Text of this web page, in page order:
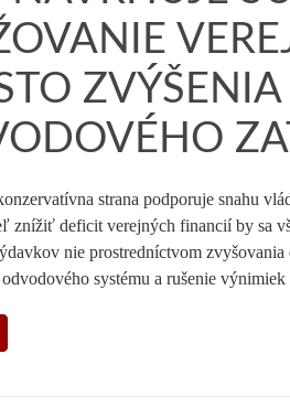
strana podporuje snahu
znížiť deficit verejných financií by sa
nie prostredníctvom
odvodového systému a rušenie